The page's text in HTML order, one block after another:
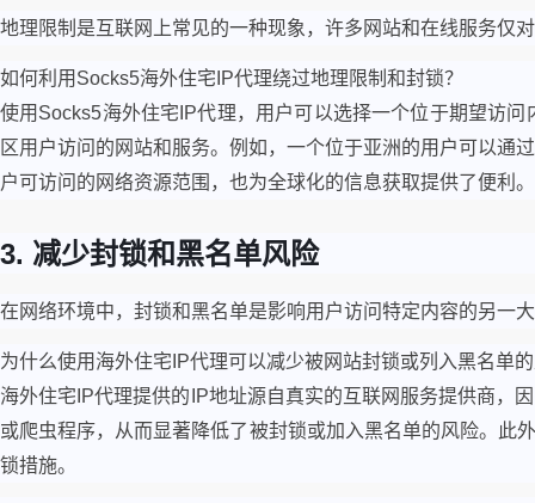
地理限制是互联网上常见的一种现象，许多网站和在线服务仅
如何利用Socks5海外住宅IP代理绕过地理限制和封锁？
使用Socks5海外住宅IP代理，用户可以选择一个位于期望访
区用户访问的网站和服务。例如，一个位于亚洲的用户可以通
户可访问的网络资源范围，也为全球化的信息获取提供了便利。
3. 减少封锁和黑名单风险
在网络环境中，封锁和黑名单是影响用户访问特定内容的另一
为什么使用海外住宅IP代理可以减少被网站封锁或列入黑名单
海外住宅IP代理提供的IP地址源自真实的互联网服务提供商，
或爬虫程序，从而显著降低了被封锁或加入黑名单的风险。此
锁措施。